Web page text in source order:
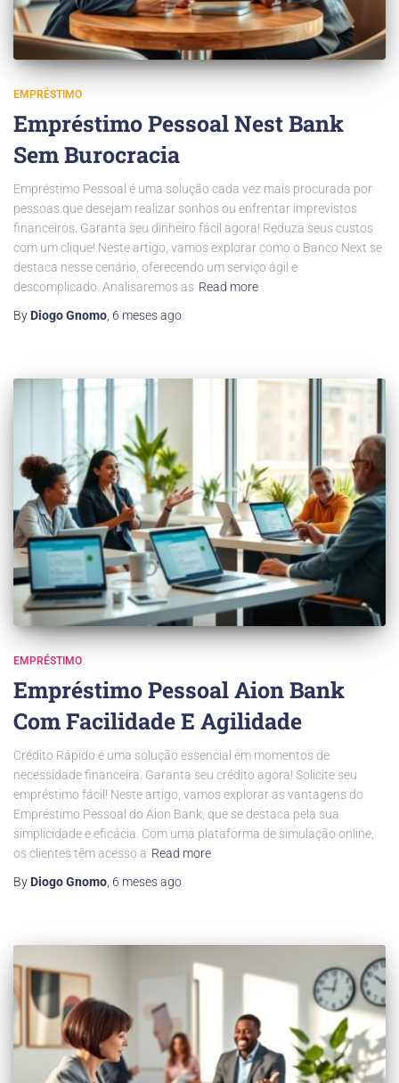
EMPRÉSTIMO
Empréstimo Pessoal Nest Bank
Sem Burocracia
Empréstimo Pessoal é uma solução cada vez mais procurada por
pessoas que desejam realizar sonhos ou enfrentar imprevistos
financeiros. Garanta seu dinheiro fácil agora! Reduza seus custos
com um clique! Neste artigo, vamos explorar como o Banco Next se
destaca nesse cenário, oferecendo um serviço ágil e
descomplicado. Analisaremos as Read more
By Diogo Gnomo 6 mesesago
EMPRÉSTIMO
Empréstimo Pessoal Aion Bank
Com Facilidade E Agilidade
Crédito Rápido é uma solução essencial em momentos de
necessidade financeira. Garanta seu crédito agora! Solicite seu
empréstimo fácil! Neste artigo, vamos explorar as vantagens do
Empréstimo Pessoal do Aion Bank, que se destaca pela sua
simplicidade e eficácia. Com uma plataforma de simulação online,
os clientes têm acesso a Read more
By Diogo Gnomo, 6 mesesago